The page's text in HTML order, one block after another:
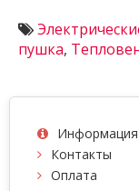
пушка,
Информация
Контакты
Оплата